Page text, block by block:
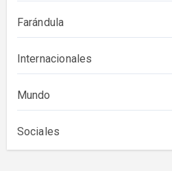
Farándula
Internacionales
Mundo
Sociales